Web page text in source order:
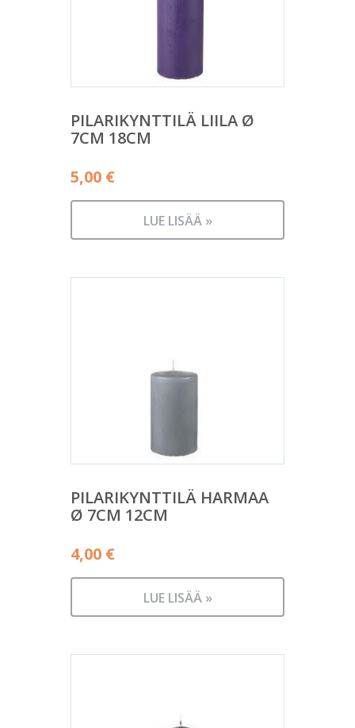
PILARIKYNTTILÄ LIILA Ø
7CM 18CM
5,00 €
LUE LISÄÄ »
PILARIKYNTTILÄ HARMAA
Ø 7CM 12CM
4,00 €
LUE LISÄÄ »